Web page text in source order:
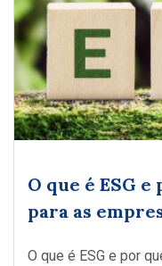
O que é ESG
para as
O que é ESG e por